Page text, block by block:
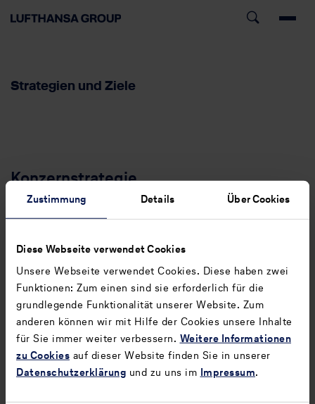
Zustimmung Details Über Cookies
Diese Webseite verwendet Cookies
Unsere Webseite verwendet Cookies. Diese haben zwei
Funktionen: Zum einen sind sie erforderlich für die
grundlegende Funktionalität unserer Website. Zum
anderen können wir mit Hilfe der Cookies unsere Inhalte
für Sie immer weiter verbessern. Weitere Informationen
zu Cookies auf dieser Website finden Sie in unserer
Datenschutzerklärung und zu uns im Impressum.
Strategien und Ziele
Konzernstrategie
Mehr erfahren
Finanzstrategie und wertorientierte
Steuerung
Mehr erfahren
Zurück
Geschäftstätigkeit und
Weiter
Flotte und Streckennetz